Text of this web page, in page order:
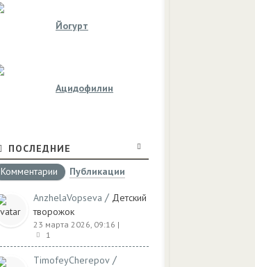
Йогурт
Ацидофилин
ПОСЛЕДНИЕ
Комментарии
Публикации
AnzhelaVopseva / Детский
творожок
23 марта 2026, 09:16 |
1
TimofeyCherepov /